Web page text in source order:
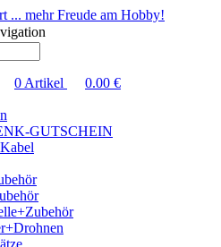
... mehr Freude am Hobby!
0 Artikel 0.00 €
GUTSCHEIN